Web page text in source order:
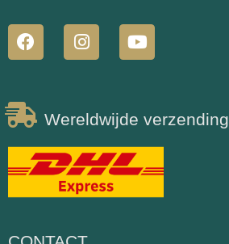
Wereldwijde verzending